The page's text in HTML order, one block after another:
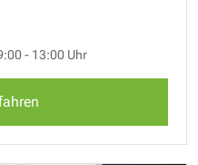
- 13:00 Uhr